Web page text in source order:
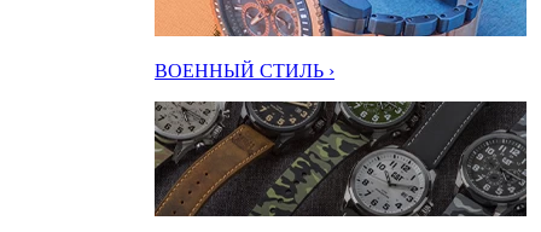
ВОЕННЫЙ СТИЛЬ ›